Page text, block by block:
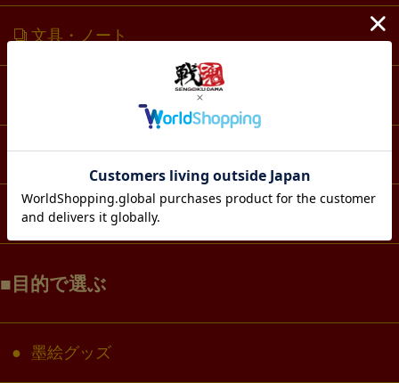
文具・ノート
スマホ・IT・メディア
生活・雑貨
コラボ・キャラクター
目的で選ぶ
墨絵グッズ